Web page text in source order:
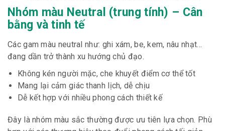
Nhóm màu Neutral (trung tính) – Cân
bằng và tinh tế
Các gam màu neutral như: ghi xám, be, kem, nâu nhạt…
đang dần trở thành xu hướng chủ đạo.
Không kén người mặc, che khuyết điểm cơ thể tốt
Mang lại cảm giác thanh lịch, dễ chịu
Dễ kết hợp với nhiều phong cách thiết kế
Đây là nhóm màu sắc thường được ưu tiên lựa chọn. Phù